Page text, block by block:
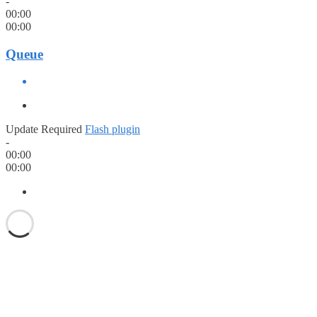
00:00
00:00
Queue
Update Required Flash plugin
-
00:00
00:00